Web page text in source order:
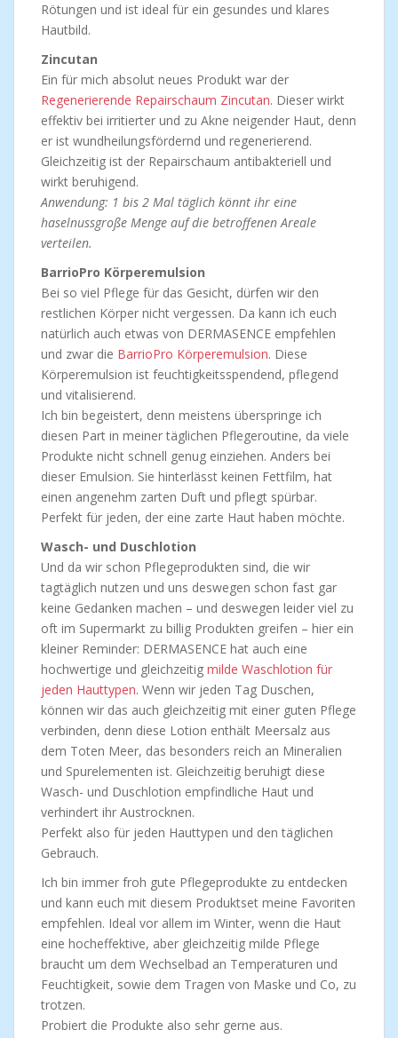
Rötungen und ist ideal für ein gesundes und klares
Hautbild.
Zincutan
Ein für mich absolut neues Produkt war der
Regenerierende Repairschaum Zincutan. Dieser wirkt
effektiv bei irritierter und zu Akne neigender Haut, denn
er ist wundheilungsfördernd und regenerierend.
Gleichzeitig ist der Repairschaum antibakteriell und
wirkt beruhigend.
Anwendung: 1 bis 2 Mal täglich könnt ihr eine
haselnussgroße Menge auf die betroffenen Areale
verteilen.
BarrioPro Körperemulsion
Bei so viel Pflege für das Gesicht, dürfen wir den
restlichen Körper nicht vergessen. Da kann ich euch
natürlich auch etwas von DERMASENCE empfehlen
und zwar die BarrioPro Körperemulsion. Diese
Körperemulsion ist feuchtigkeitsspendend, pflegend
und vitalisierend.
Ich bin begeistert, denn meistens überspringe ich
diesen Part in meiner täglichen Pflegeroutine, da viele
Produkte nicht schnell genug einziehen. Anders bei
dieser Emulsion. Sie hinterlässt keinen Fettfilm, hat
einen angenehm zarten Duft und pflegt spürbar.
Perfekt für jeden, der eine zarte Haut haben möchte.
Wasch- und Duschlotion
Und da wir schon Pflegeprodukten sind, die wir
tagtäglich nutzen und uns deswegen schon fast gar
keine Gedanken machen – und deswegen leider viel zu
oft im Supermarkt zu billig Produkten greifen – hier ein
kleiner Reminder: DERMASENCE hat auch eine
hochwertige und gleichzeitig milde Waschlotion für
jeden Hauttypen. Wenn wir jeden Tag Duschen,
können wir das auch gleichzeitig mit einer guten Pflege
verbinden, denn diese Lotion enthält Meersalz aus
dem Toten Meer, das besonders reich an Mineralien
und Spurelementen ist. Gleichzeitig beruhigt diese
Wasch- und Duschlotion empfindliche Haut und
verhindert ihr Austrocknen.
Perfekt also für jeden Hauttypen und den täglichen
Gebrauch.
Ich bin immer froh gute Pflegeprodukte zu entdecken
und kann euch mit diesem Produktset meine Favoriten
empfehlen. Ideal vor allem im Winter, wenn die Haut
eine hocheffektive, aber gleichzeitig milde Pflege
braucht um dem Wechselbad an Temperaturen und
Feuchtigkeit, sowie dem Tragen von Maske und Co, zu
trotzen.
Probiert die Produkte also sehr gerne aus.